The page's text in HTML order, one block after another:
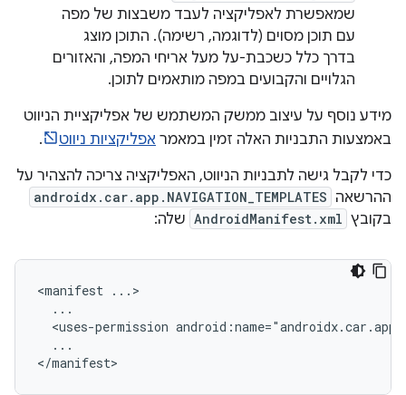
שמאפשרת לאפליקציה לעבד משבצות של מפה
עם תוכן מסוים (לדוגמה, רשימה). התוכן מוצג
בדרך כלל כשכבת-על מעל אריחי המפה, והאזורים
הגלויים והקבועים במפה מותאמים לתוכן.
מידע נוסף על עיצוב ממשק המשתמש של אפליקציית הניווט
באמצעות התבניות האלה זמין במאמר אפליקציות ניווט
.
כדי לקבל גישה לתבניות הניווט, האפליקציה צריכה להצהיר על
ההרשאה androidx.car.app.NAVIGATION_TEMPLATES
בקובץ AndroidManifest.xml שלה:
<manifest
<uses-permission
...